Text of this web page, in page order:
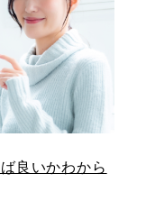
良いかわから